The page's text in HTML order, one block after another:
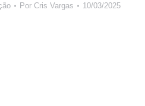
Por Cris Vargas 10/03/2025